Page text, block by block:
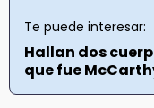
Te puede interesar:
Hallan dos
que fue